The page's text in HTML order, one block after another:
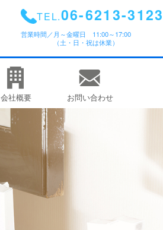
TEL.06-6213-3123
営業時間／ 月～金曜日 11:00～17:00
（土・日・祝は休業）
会社概要 お問い合わせ